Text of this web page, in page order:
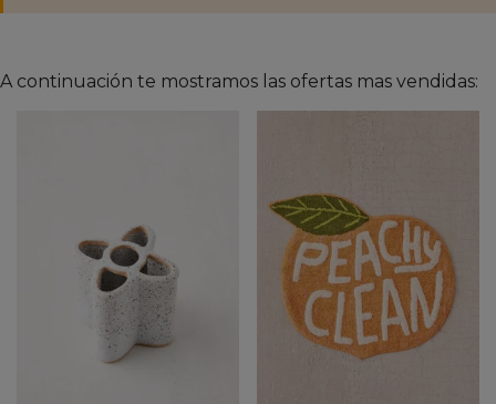
A continuación te mostramos las ofertas mas vendidas: